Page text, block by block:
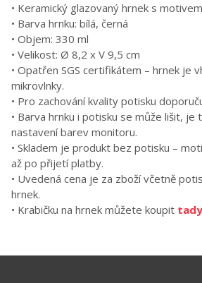
• Keramický glazovaný hrnek s
• Barva hrnku: bílá, černá
• Objem: 330 ml
• Velikost: Ø 8,2 x V 9,5 cm
• Opatřen SGS certifikátem – hrnek je
mikrovlnky.
• Pro zachování kvality potisku
• Barva hrnku i potisku se může lišit, je
nastavení barev monitoru.
• Skladem je produkt bez potisku –
až po přijetí platby.
• Uvedená cena je za zboží včetně
hrnek.
• Krabičku na hrnek můžete koupit tady